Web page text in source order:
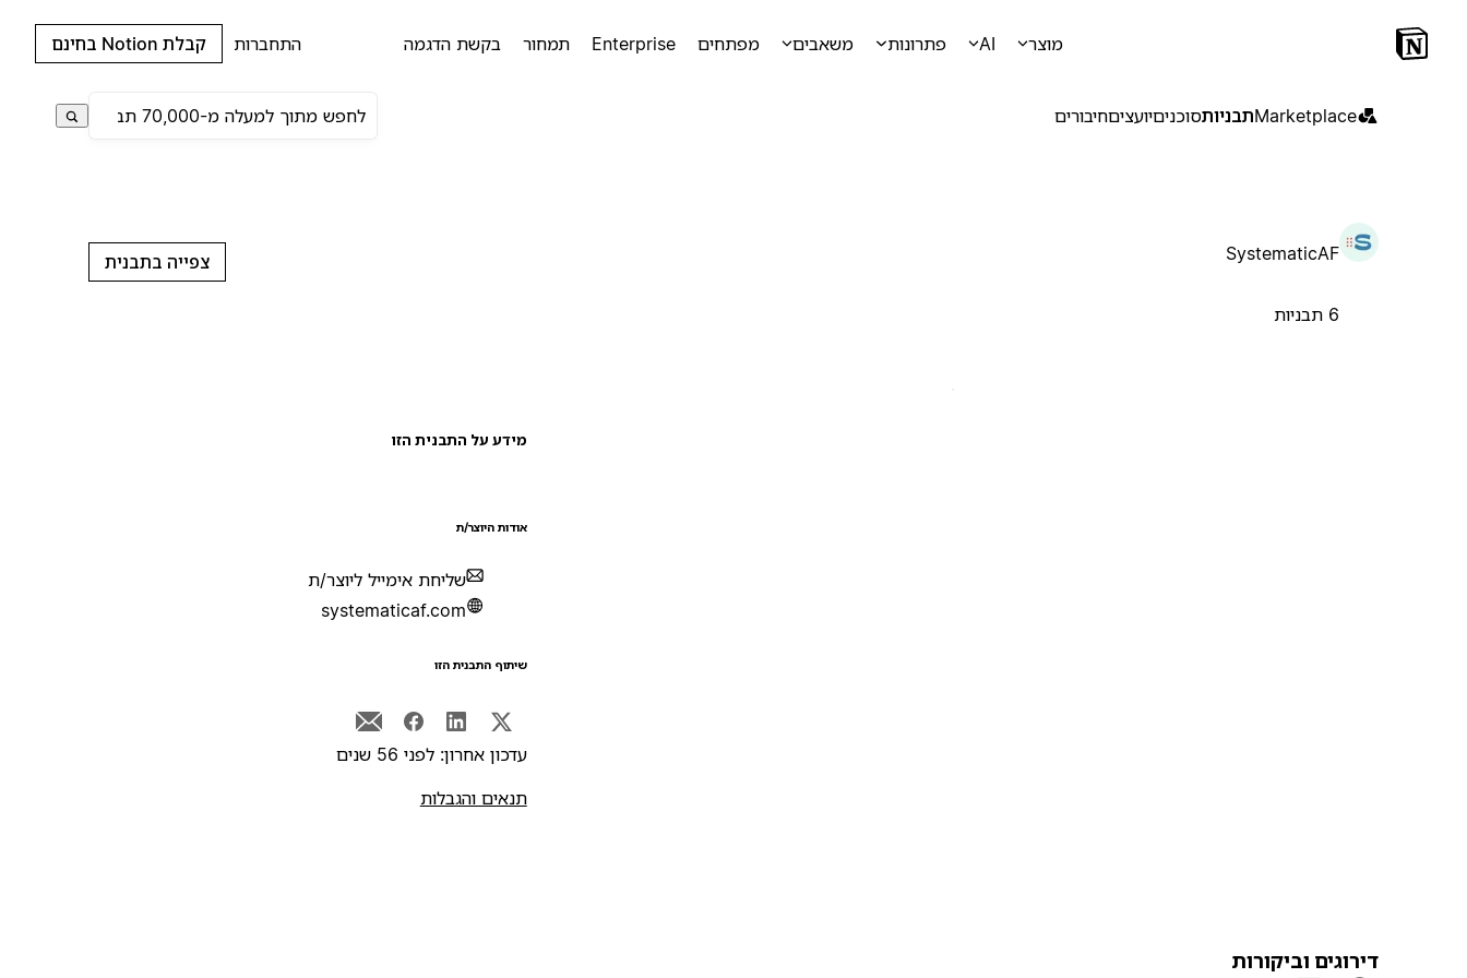
מוצר AI פתרונות משאבים מפתחים Enterprise תמחור בקשת הדגמה התחברות קבלת Notion בחינם
Marketplaceתבניותסוכניםיועציםחיבורים
SystematicAF
6 תבניות
צפייה בתבנית
מידע על התבנית הזו
אודות היוצר/ת
שליחת אימייל ליוצר/ת
systematicaf.com
שיתוף התבנית הזו
עדכון אחרון: לפני 56 שנים
תנאים והגבלות
דירוגים וביקורות